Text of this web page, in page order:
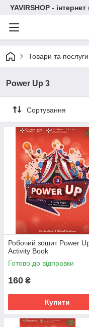
YAVIRSHOP -
Товари та послуги
Power Up 3
Сортування
Робочий зошит Power
Activity Book
Готово до відправки
160 ₴
Купити